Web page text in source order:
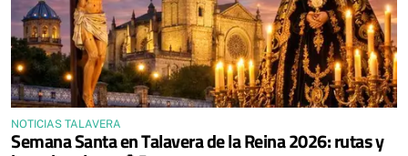
NOTICIAS TALAVERA
Semana Santa en Talavera de la Reina 2026: rutas y